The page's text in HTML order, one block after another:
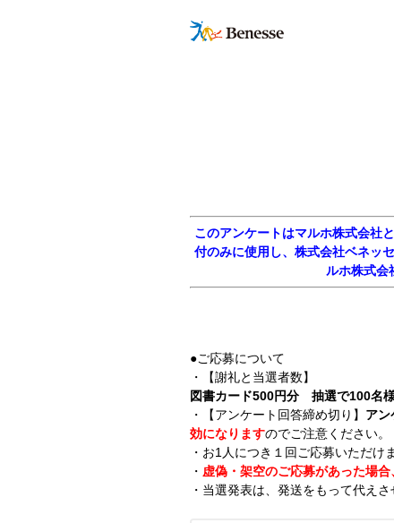
このアンケートはマルホ株式会社
付のみに使用し、株式会社ベネッ
ルホ株式会
●ご応募について
・
【謝礼と当選者数】
図書カード500円分 抽選で100名
・
【アンケート回答締め切り】 アン
効になりますのでご注意ください。
・ お1人につき１回ご応募いただけま
・ 虚偽・架空のご応募があった場合
・ 当選発表は、発送をもって代えさ